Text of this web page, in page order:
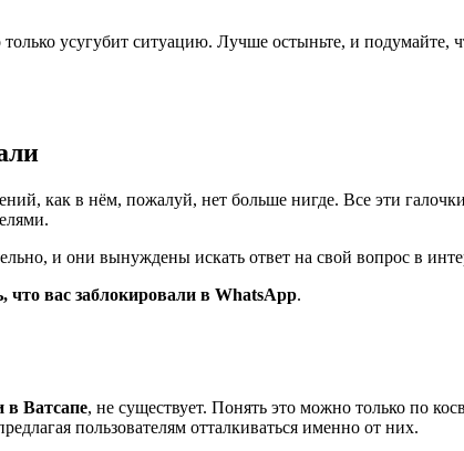
усугубит ситуацию. Лучше остыньте, и подумайте,
как в нём, пожалуй, нет больше нигде. Все эти
и они вынуждены искать ответ на свой вопрос в
что вас заблокировали в WhatsApp.
в Ватсапе, не существует. Понять это можно только по
пользователям отталкиваться именно от них.